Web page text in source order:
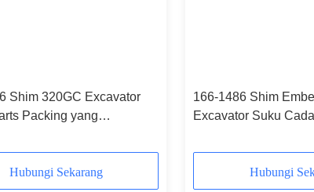
Shim 320GC Excavator
Packing yang
Hubungi Sekarang
166-1486 Shim
Excavator Suku
Hubungi